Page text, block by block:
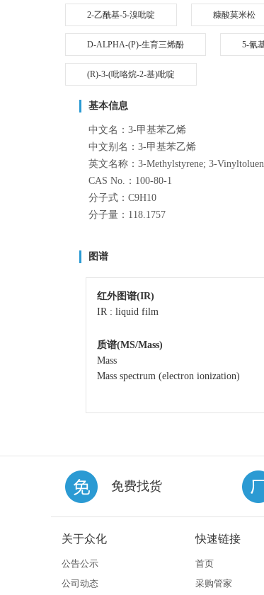
2-乙酰基-5-溴吡啶 糠酸莫米松
D-ALPHA-(P)-生育三烯酚 5-氰
(R)-3-(吡咯烷-2-基)吡啶
基本信息
中文名：3-甲基苯乙烯
中文别名：3-甲基苯乙烯
英文名称：3-Methylstyrene; 3-
CAS No.：100-80-1
分子式：C9H10
分子量：118.1757
图谱
红外图谱(IR)
IR : liquid film
质谱(MS/Mass)
Mass
Mass spectrum (electron ionization)
免费找货
关于众化
公告公示
公司动态
快速链接
首页
采购管家